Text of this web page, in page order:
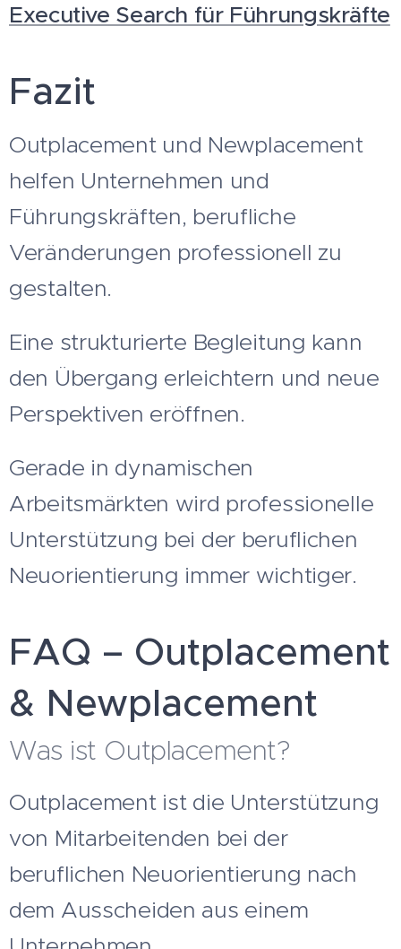
Executive Search für Führungskräfte
Fazit
Outplacement und Newplacement
helfen Unternehmen und
Führungskräften, berufliche
Veränderungen professionell zu
gestalten.
Eine strukturierte Begleitung kann
den Übergang erleichtern und neue
Perspektiven eröffnen.
Gerade in dynamischen
Arbeitsmärkten wird professionelle
Unterstützung bei der beruflichen
Neuorientierung immer wichtiger.
FAQ – Outplacement
& Newplacement
Was ist Outplacement?
Outplacement ist die Unterstützung
von Mitarbeitenden bei der
beruflichen Neuorientierung nach
dem Ausscheiden aus einem